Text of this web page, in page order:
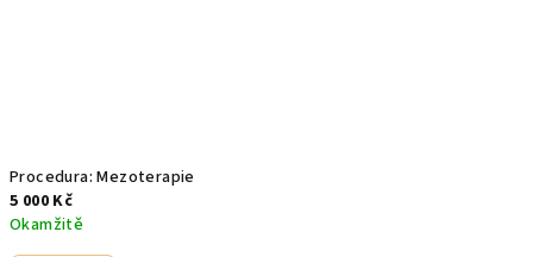
Procedura: Mezoterapie
5 000 Kč
Okamžitě